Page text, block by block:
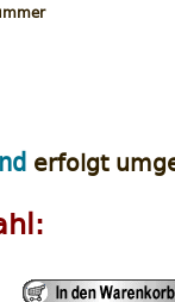
erfolgt